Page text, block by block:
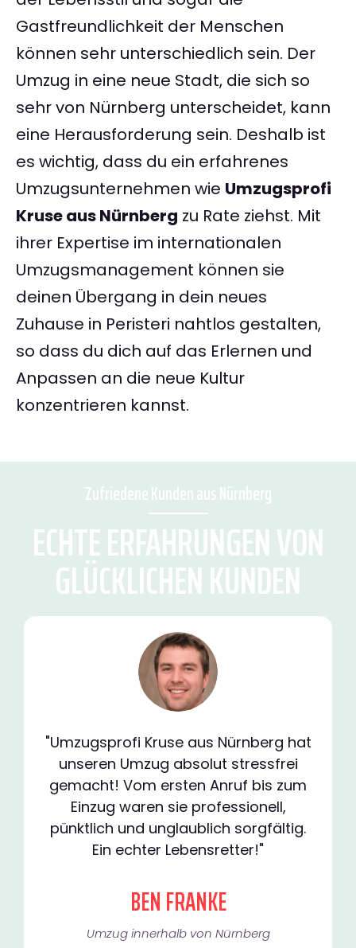
Gastfreundlichkeit der Menschen
können sehr unterschiedlich sein. Der
Umzug in eine neue Stadt, die sich so
sehr von Nürnberg unterscheidet, kann
eine Herausforderung sein. Deshalb ist
es wichtig, dass du ein erfahrenes
Umzugsunternehmen wie Umzugsprofi
Kruse aus Nürnberg zu Rate ziehst. Mit
ihrer Expertise im internationalen
Umzugsmanagement können sie
deinen Übergang in dein neues
Zuhause in Peristeri nahtlos gestalten,
so dass du dich auf das Erlernen und
Anpassen an die neue Kultur
konzentrieren kannst.
Zufriedene Kunden aus Nürnberg
ECHTE ERFAHRUNGEN VON
GLÜCKLICHEN KUNDEN
"Umzugsprofi Kruse aus Nürnberg hat
unseren Umzug absolut stressfrei
gemacht! Vom ersten Anruf bis zum
Einzug waren sie professionell,
pünktlich und unglaublich sorgfältig.
Ein echter Lebensretter!"
BEN FRANKE
Umzug innerhalb von Nürnberg​